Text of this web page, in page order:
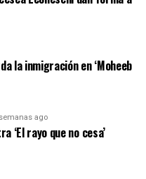
la inmigración en ‘Moheeb
ago
‘El rayo que no cesa’